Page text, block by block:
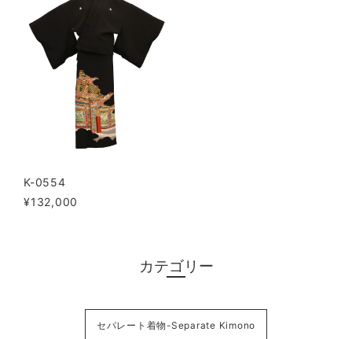
K-0554
¥132,000
カテゴリー
セパレート着物-Separate Kimono